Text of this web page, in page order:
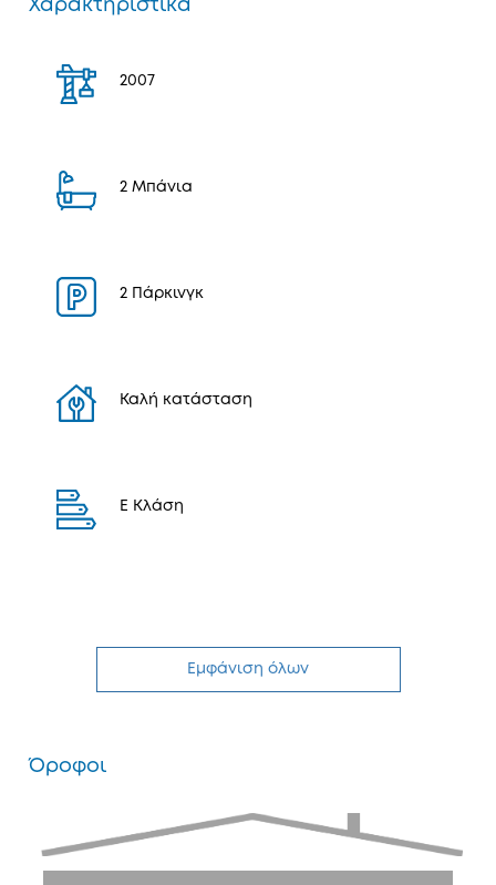
Χαρακτηριστικά
2007
2 Μπάνια
2 Πάρκινγκ
Καλή κατάσταση
E Κλάση
Εμφάνιση όλων
Όροφοι